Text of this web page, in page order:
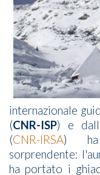
internazionale
(CNR-ISP) e
(CNR-IRSA) ha
sorprendente:
ha portato i